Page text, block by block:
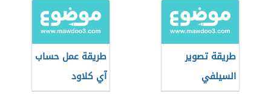
طريقة تصوير
السيلفي
طريقة عمل حساب
آي كلاود